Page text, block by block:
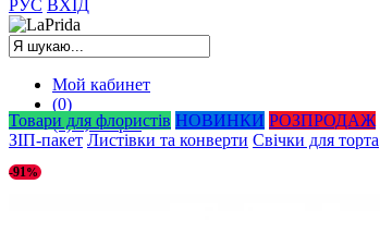
РУС ВХІД
Мой кабинет
(0)
(0) 0,00грн.
Товари для флористів НОВИНКИ РОЗПРОДАЖ
ЗІП-пакет Листівки та конверти Свічки для торта
-91